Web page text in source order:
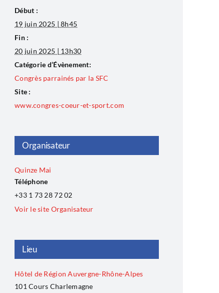
Début :
19 juin 2025 | 8h45
Fin :
20 juin 2025 | 13h30
Catégorie d’Évènement:
Congrès parrainés par la SFC
Site :
www.congres-coeur-et-sport.com
Organisateur
Quinze Mai
Téléphone
+33 1 73 28 72 02
Voir le site Organisateur
Lieu
Hôtel de Région Auvergne-Rhône-Alpes
101 Cours Charlemagne